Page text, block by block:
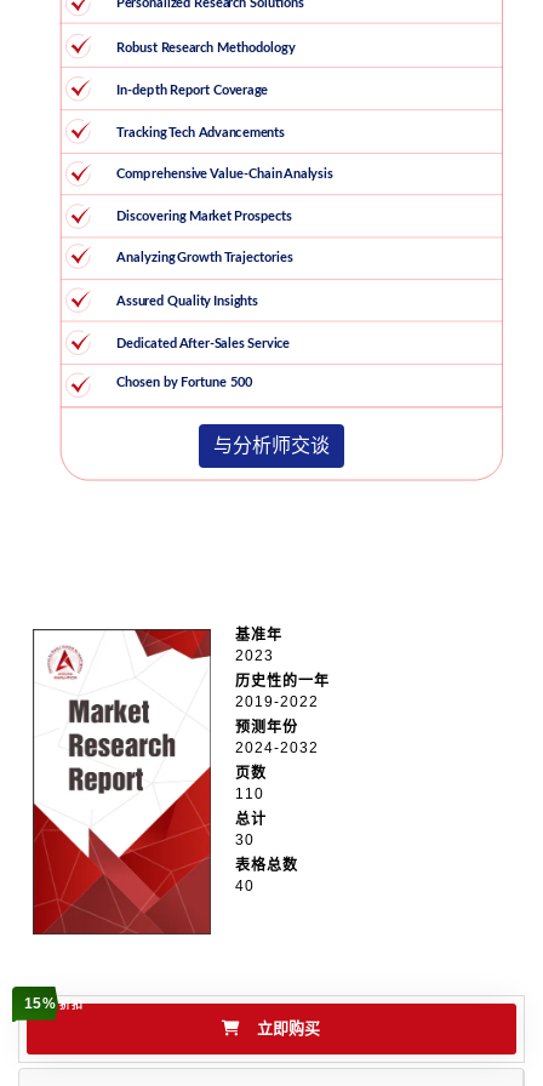
与分析师交谈
基准年
2023
历史性的一年
2019-2022
预测年份
2024-2032
页数
110
总计
30
表格总数
40
15%折扣
立即购买